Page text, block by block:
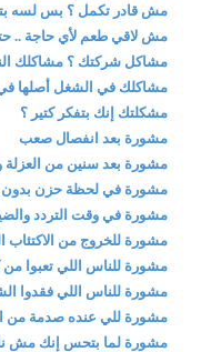
مش قادر تكمل ؟ بس لسه
مش لاقي طعم لأي حاجة ..
مشاكل شركتك ؟ مشاكلك
مشاكلك في الشغل أصلها
مشكلتك إنك بتفكر كتير ؟
مشورة بعد انفصال صعب
مشورة بعد سنين من العزلة
مشورة في لحظة حزن
مشورة في وقت التردد
مشورة للخروج من الاكتئاب
مشورة للناس اللي تعبوا
مشورة للناس اللي فقدوا
مشورة للي عنده صدمة من
مشورة لما بتحس إنك مش